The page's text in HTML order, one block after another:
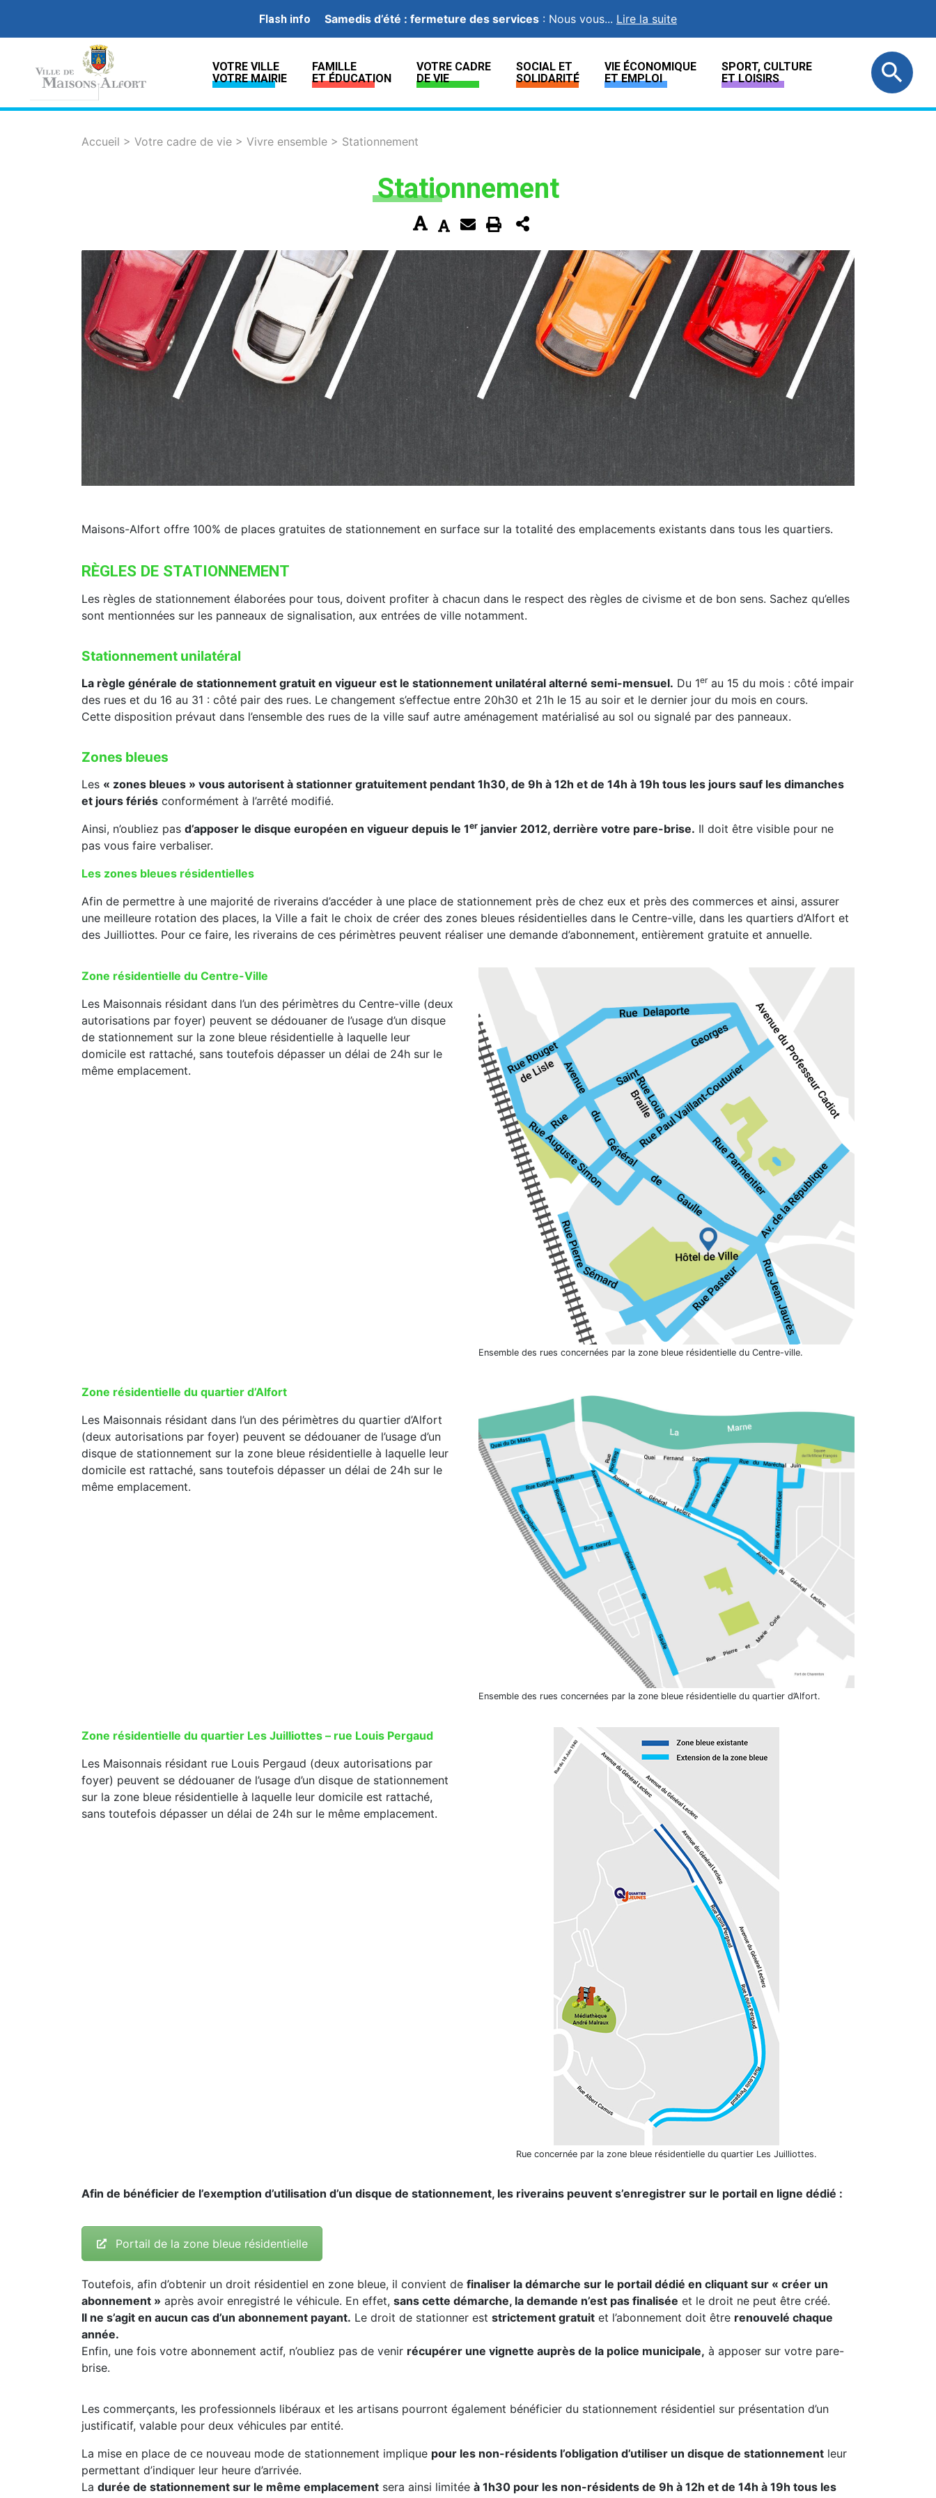
Flash info Samedis d’été : fermeture des services : Nous vous... Lire la suite
VOTRE VILLE
VOTRE MAIRIE
FAMILLE
ET ÉDUCATION
VOTRE CADRE
DE VIE
SOCIAL ET
SOLIDARITÉ
VIE ÉCONOMIQUE
ET EMPLOI
SPORT, CULTURE
ET LOISIRS
Accueil > Votre cadre de vie > Vivre ensemble > Stationnement
Stationnement
Maisons-Alfort offre 100% de places gratuites de stationnement en surface sur la totalité des emplacements existants dans tous les quartiers.
RÈGLES DE STATIONNEMENT
Les règles de stationnement élaborées pour tous, doivent profiter à chacun dans le respect des règles de civisme et de bon sens. Sachez qu’elles
sont mentionnées sur les panneaux de signalisation, aux entrées de ville notamment.
Stationnement unilatéral
La règle générale de stationnement gratuit en vigueur est le stationnement unilatéral alterné semi-mensuel. Du 1erau 15 du mois : côté impair
des rues et du 16 au 31 : côté pair des rues. Le changement s’effectue entre 20h30 et 21h le 15 au soir et le dernier jour du mois en cours.
Cette disposition prévaut dans l’ensemble des rues de la ville sauf autre aménagement matérialisé au sol ou signalé par des panneaux.
Zones bleues
Les « zones bleues » vous autorisent à stationner gratuitement pendant 1h30, de 9h à 12h et de 14h à 19h tous les jours sauf les dimanches
et jours fériés conformément à l’arrêté modifié.
Ainsi, n’oubliez pas d’apposer le disque européen en vigueur depuis le 1er janvier 2012, derrière votre pare-brise. Il doit être visible pour ne
pas vous faire verbaliser.
Les zones bleues résidentielles
Afin de permettre à une majorité de riverains d’accéder à une place de stationnement près de chez eux et près des commerces et ainsi, assurer
une meilleure rotation des places, la Ville a fait le choix de créer des zones bleues résidentielles dans le Centre-ville, dans les quartiers d’Alfort et
des Juilliottes. Pour ce faire, les riverains de ces périmètres peuvent réaliser une demande d’abonnement, entièrement gratuite et annuelle.
Zone résidentielle du Centre-Ville
Les Maisonnais résidant dans l’un des périmètres du Centre-ville (deux
autorisations par foyer) peuvent se dédouaner de l’usage d’un disque
de stationnement sur la zone bleue résidentielle à laquelle leur
domicile est rattaché, sans toutefois dépasser un délai de 24h sur le
même emplacement.
Ensemble des rues concernées par la zone bleue résidentielle du Centre-ville.
Zone résidentielle du quartier d’Alfort
Les Maisonnais résidant dans l’un des périmètres du quartier d’Alfort
(deux autorisations par foyer) peuvent se dédouaner de l’usage d’un
disque de stationnement sur la zone bleue résidentielle à laquelle leur
domicile est rattaché, sans toutefois dépasser un délai de 24h sur le
même emplacement.
Ensemble des rues concernées par la zone bleue résidentielle du quartier d’Alfort.
Zone résidentielle du quartier Les Juilliottes – rue Louis Pergaud
Les Maisonnais résidant rue Louis Pergaud (deux autorisations par
foyer) peuvent se dédouaner de l’usage d’un disque de stationnement
sur la zone bleue résidentielle à laquelle leur domicile est rattaché,
sans toutefois dépasser un délai de 24h sur le même emplacement.
Rue concernée par la zone bleue résidentielle du quartier Les Juilliottes.
Afin de bénéficier de l’exemption d’utilisation d’un disque de stationnement, les riverains peuvent s’enregistrer sur le portail en ligne dédié :
Portail de la zone bleue résidentielle
Toutefois, afin d’obtenir un droit résidentiel en zone bleue, il convient de finaliser la démarche sur le portail dédié en cliquant sur « créer un
abonnement » après avoir enregistré le véhicule. En effet, sans cette démarche, la demande n’est pas finalisée et le droit ne peut être créé.
Il ne s’agit en aucun cas d’un abonnement payant. Le droit de stationner est strictement gratuit et l’abonnement doit être renouvelé chaque
année.
Enfin, une fois votre abonnement actif, n’oubliez pas de venir récupérer une vignette auprès de la police municipale, à apposer sur votre pare-
brise.
Les commerçants, les professionnels libéraux et les artisans pourront également bénéficier du stationnement résidentiel sur présentation d’un
justificatif, valable pour deux véhicules par entité.
La mise en place de ce nouveau mode de stationnement implique pour les non-résidents l’obligation d’utiliser un disque de stationnement leur
permettant d’indiquer leur heure d’arrivée.
La durée de stationnement sur le même emplacement sera ainsi limitée à 1h30 pour les non-résidents de 9h à 12h et de 14h à 19h tous les